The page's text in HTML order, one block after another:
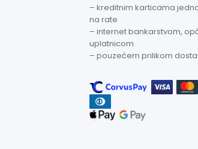
– kreditnim karticama
na rate
– internet bankarstvom,
uplatnicom
– pouzećem prilikom